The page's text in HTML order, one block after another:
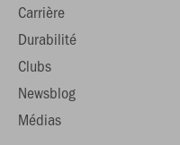
Carrière
Durabilité
Clubs
Newsblog
Médias